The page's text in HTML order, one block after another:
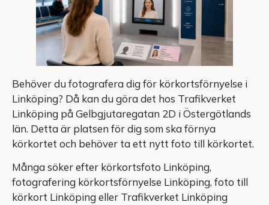
Behöver du fotografera dig för körkortsförnyelse i
Linköping? Då kan du göra det hos Trafikverket
Linköping på Gelbgjutaregatan 2D i Östergötlands
län. Detta är platsen för dig som ska förnya
körkortet och behöver ta ett nytt foto till körkortet.
Många söker efter körkortsfoto Linköping,
fotografering körkortsförnyelse Linköping, foto till
körkort Linköping eller Trafikverket Linköping